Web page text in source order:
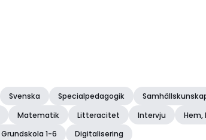
Svenska Specialpedagogik
Matematik Litteracitet Intervju
Hem,
Grundskola 1-6 Digitalisering